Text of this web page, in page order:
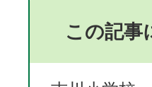
この記事